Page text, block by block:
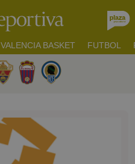
VALENCIA BASKET FUTBOL